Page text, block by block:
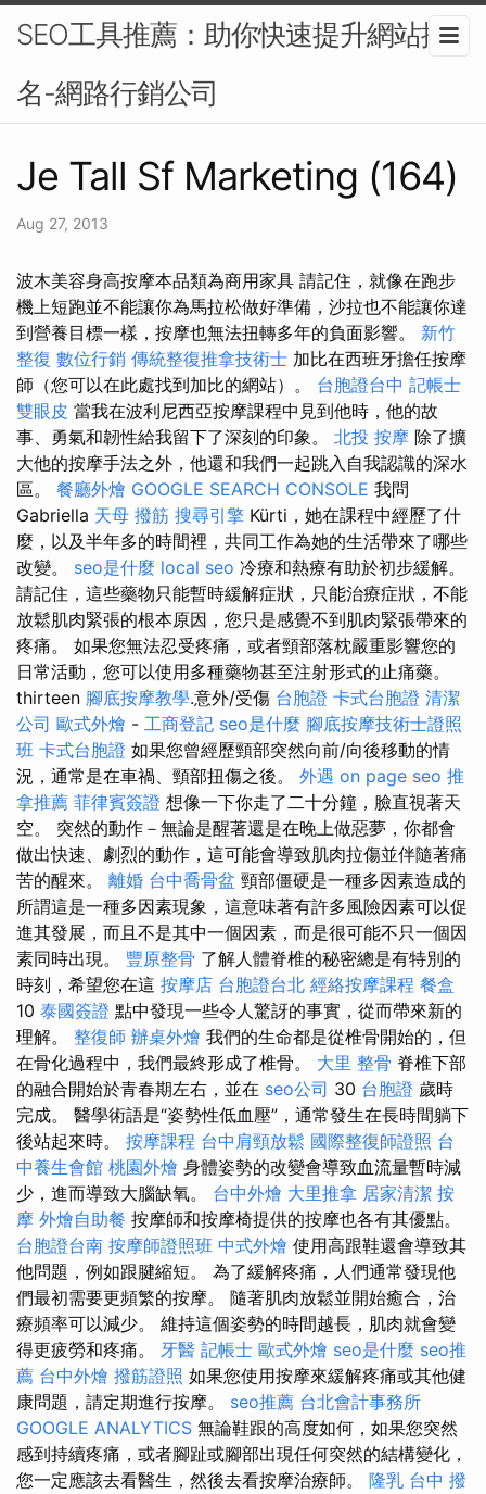
SEO工具推薦：助你快速提升網站排
名-網路行銷公司
Je Tall Sf Marketing (164)
Aug 27, 2013
波木美容身高按摩本品類為商用家具 請記住，就像在跑步
機上短跑並不能讓你為馬拉松做好準備，沙拉也不能讓你達
到營養目標一樣，按摩也無法扭轉多年的負面影響。 新竹
整復 數位行銷 傳統整復推拿技術士 加比在西班牙擔任按摩
師（您可以在此處找到加比的網站）。 台胞證台中 記帳士
雙眼皮 當我在波利尼西亞按摩課程中見到他時，他的故
事、勇氣和韌性給我留下了深刻的印象。 北投 按摩 除了擴
大他的按摩手法之外，他還和我們一起跳入自我認識的深水
區。 餐廳外燴 GOOGLE SEARCH CONSOLE 我問
Gabriella 天母 撥筋 搜尋引擎 Kürti，她在課程中經歷了什
麼，以及半年多的時間裡，共同工作為她的生活帶來了哪些
改變。 seo是什麼 local seo 冷療和熱療有助於初步緩解。
請記住，這些藥物只能暫時緩解症狀，只能治療症狀，不能
放鬆肌肉緊張的根本原因，您只是感覺不到肌肉緊張帶來的
疼痛。 如果您無法忍受疼痛，或者頸部落枕嚴重影響您的
日常活動，您可以使用多種藥物甚至注射形式的止痛藥。
thirteen 腳底按摩教學.意外/受傷 台胞證 卡式台胞證 清潔
公司 歐式外燴 - 工商登記 seo是什麼 腳底按摩技術士證照
班 卡式台胞證 如果您曾經歷頸部突然向前/向後移動的情
況，通常是在車禍、頸部扭傷之後。 外遇 on page seo 推
拿推薦 菲律賓簽證 想像一下你走了二十分鐘，臉直視著天
空。 突然的動作－無論是醒著還是在晚上做惡夢，你都會
做出快速、劇烈的動作，這可能會導致肌肉拉傷並伴隨著痛
苦的醒來。 離婚 台中喬骨盆 頸部僵硬是一種多因素造成的
所謂這是一種多因素現象，這意味著有許多風險因素可以促
進其發展，而且不是其中一個因素，而是很可能不只一個因
素同時出現。 豐原整骨 了解人體脊椎的秘密總是有特別的
時刻，希望您在這 按摩店 台胞證台北 經絡按摩課程 餐盒
10 泰國簽證 點中發現一些令人驚訝的事實，從而帶來新的
理解。 整復師 辦桌外燴 我們的生命都是從椎骨開始的，但
在骨化過程中，我們最終形成了椎骨。 大里 整骨 脊椎下部
的融合開始於青春期左右，並在 seo公司 30 台胞證 歲時
完成。 醫學術語是“姿勢性低血壓”，通常發生在長時間躺下
後站起來時。 按摩課程 台中肩頸放鬆 國際整復師證照 台
中養生會館 桃園外燴 身體姿勢的改變會導致血流量暫時減
少，進而導致大腦缺氧。 台中外燴 大里推拿 居家清潔 按
摩 外燴自助餐 按摩師和按摩椅提供的按摩也各有其優點。
台胞證台南 按摩師證照班 中式外燴 使用高跟鞋還會導致其
他問題，例如跟腱縮短。 為了緩解疼痛，人們通常發現他
們最初需要更頻繁的按摩。 隨著肌肉放鬆並開始癒合，治
療頻率可以減少。 維持這個姿勢的時間越長，肌肉就會變
得更疲勞和疼痛。 牙醫 記帳士 歐式外燴 seo是什麼 seo推
薦 台中外燴 撥筋證照 如果您使用按摩來緩解疼痛或其他健
康問題，請定期進行按摩。 seo推薦 台北會計事務所
GOOGLE ANALYTICS 無論鞋跟的高度如何，如果您突然
感到持續疼痛，或者腳趾或腳部出現任何突然的結構變化，
您一定應該去看醫生，然後去看按摩治療師。 隆乳 台中 撥